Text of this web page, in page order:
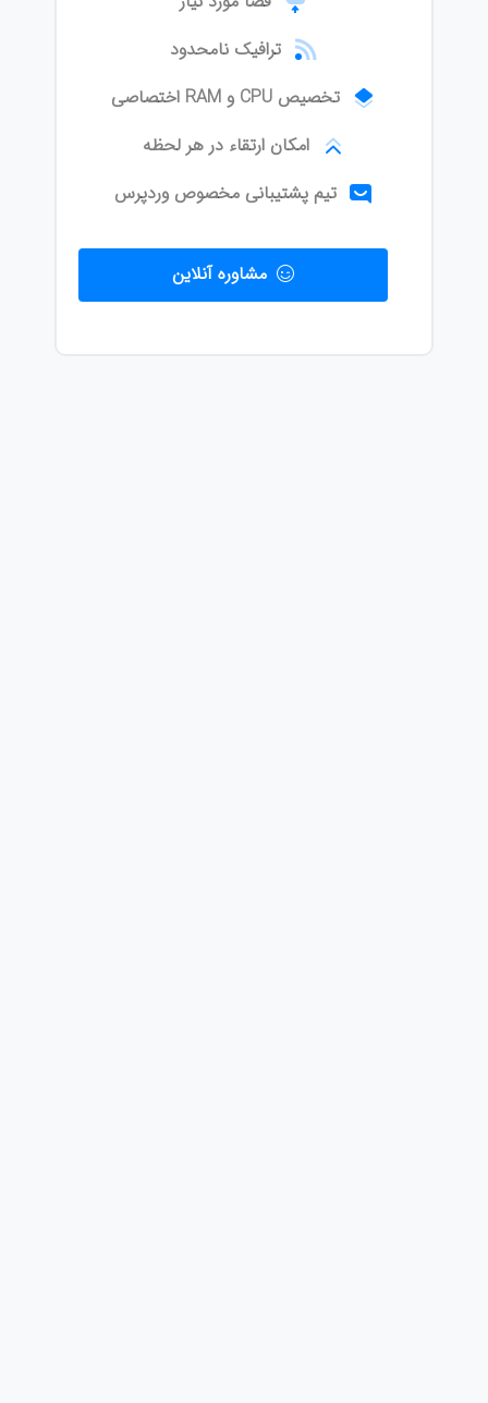
ترافیک نامحدود
تخصیص CPU و RAM اختصاصی
امکان ارتقاء در هر لحظه
تیم پشتیبانی مخصوص وردپرس
مشاوره آنلاین